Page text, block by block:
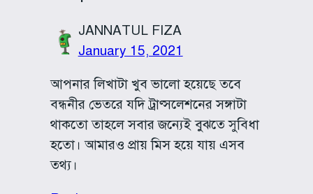
JANNATUL FIZA
January 15, 2021
আপনার লিখাটা খুব ভালো হয়েছে তবে
বন্ধনীর ভেতরে যদি ট্রাণ্সলেশনের সঙ্গাটা
থাকতো তাহলে সবার জন্যেই বুঝতে সুবিধা
হতো। আমারও প্রায় মিস হয়ে যায় এসব
তথ্য।